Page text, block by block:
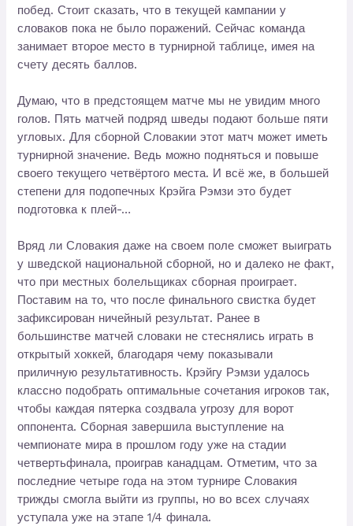
побед. Стоит сказать, что в текущей кампании у
словаков пока не было поражений. Сейчас команда
занимает второе место в турнирной таблице, имея на
счету десять баллов.
Думаю, что в предстоящем матче мы не увидим много
голов. Пять матчей подряд шведы подают больше пяти
угловых. Для сборной Словакии этот матч может иметь
турнирной значение. Ведь можно подняться и повыше
своего текущего четвёртого места. И всё же, в большей
степени для подопечных Крэйга Рэмзи это будет
подготовка к плей-…
Вряд ли Словакия даже на своем поле сможет выиграть
у шведской национальной сборной, но и далеко не факт,
что при местных болельщиках сборная проиграет.
Поставим на то, что после финального свистка будет
зафиксирован ничейный результат. Ранее в
большинстве матчей словаки не стеснялись играть в
открытый хоккей, благодаря чему показывали
приличную результативность. Крэйгу Рэмзи удалось
классно подобрать оптимальные сочетания игроков так,
чтобы каждая пятерка создвала угрозу для ворот
оппонента. Сборная завершила выступление на
чемпионате мира в прошлом году уже на стадии
четвертьфинала, проиграв канадцам. Отметим, что за
последние четыре года на этом турнире Словакия
трижды смогла выйти из группы, но во всех случаях
уступала уже на этапе 1/4 финала.